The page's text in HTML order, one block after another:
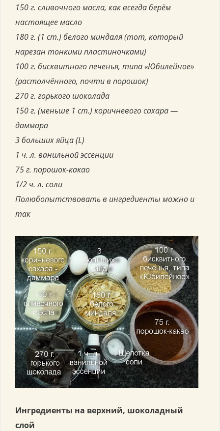
150 г. сливочного масла, как всегда берём
настоящее масло
180 г. (1 ст.) белого миндаля (тот, который
нарезан тонкими пластиночками)
100 г. бисквитного печенья, типа «Юбилейное»
(растолчённого, почти в порошок)
270 г. горького шоколада
150 г. (меньше 1 ст.) коричневого сахара —
даммара
3 больших яйца (L)
1 ч. л. ванильной эссенции
75 г. порошок-какао
1/2 ч. л. соли
Полюбопытствовать в ингредиенты можно и
так
Ингредиенты на верхний, шоколадный
слой